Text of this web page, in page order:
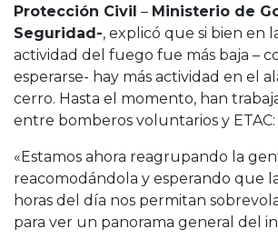
Protección Civil – Ministerio de
Seguridad-, explicó que si bien en
actividad del fuego fue más baja –
esperarse- hay más actividad en el
cerro. Hasta el momento, han
entre bomberos voluntarios y ETAC:
«Estamos ahora reagrupando la
reacomodándola y esperando que
horas del día nos permitan
para ver un panorama general del